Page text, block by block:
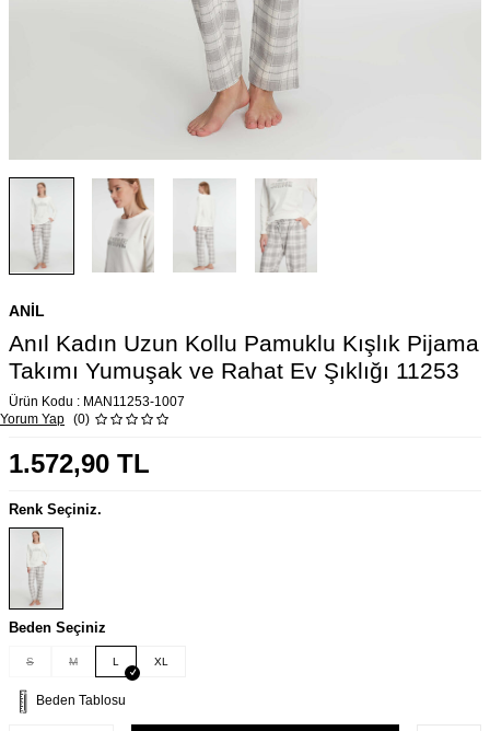
ANIL
Anıl Kadın Uzun Kollu Pamuklu Kışlık Pijama
Takımı Yumuşak ve Rahat Ev Şıklığı 11253
Ürün Kodu : MAN11253-1007
Yorum Yap (0)
1.572,90 TL
Renk Seçiniz.
Beden Seçiniz
S M L XL
Beden Tablosu